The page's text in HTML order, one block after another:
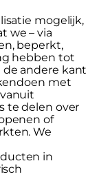
mogelijk,
we – via
beperkt,
hebben tot
andere kant
met
te delen over
of
We
in